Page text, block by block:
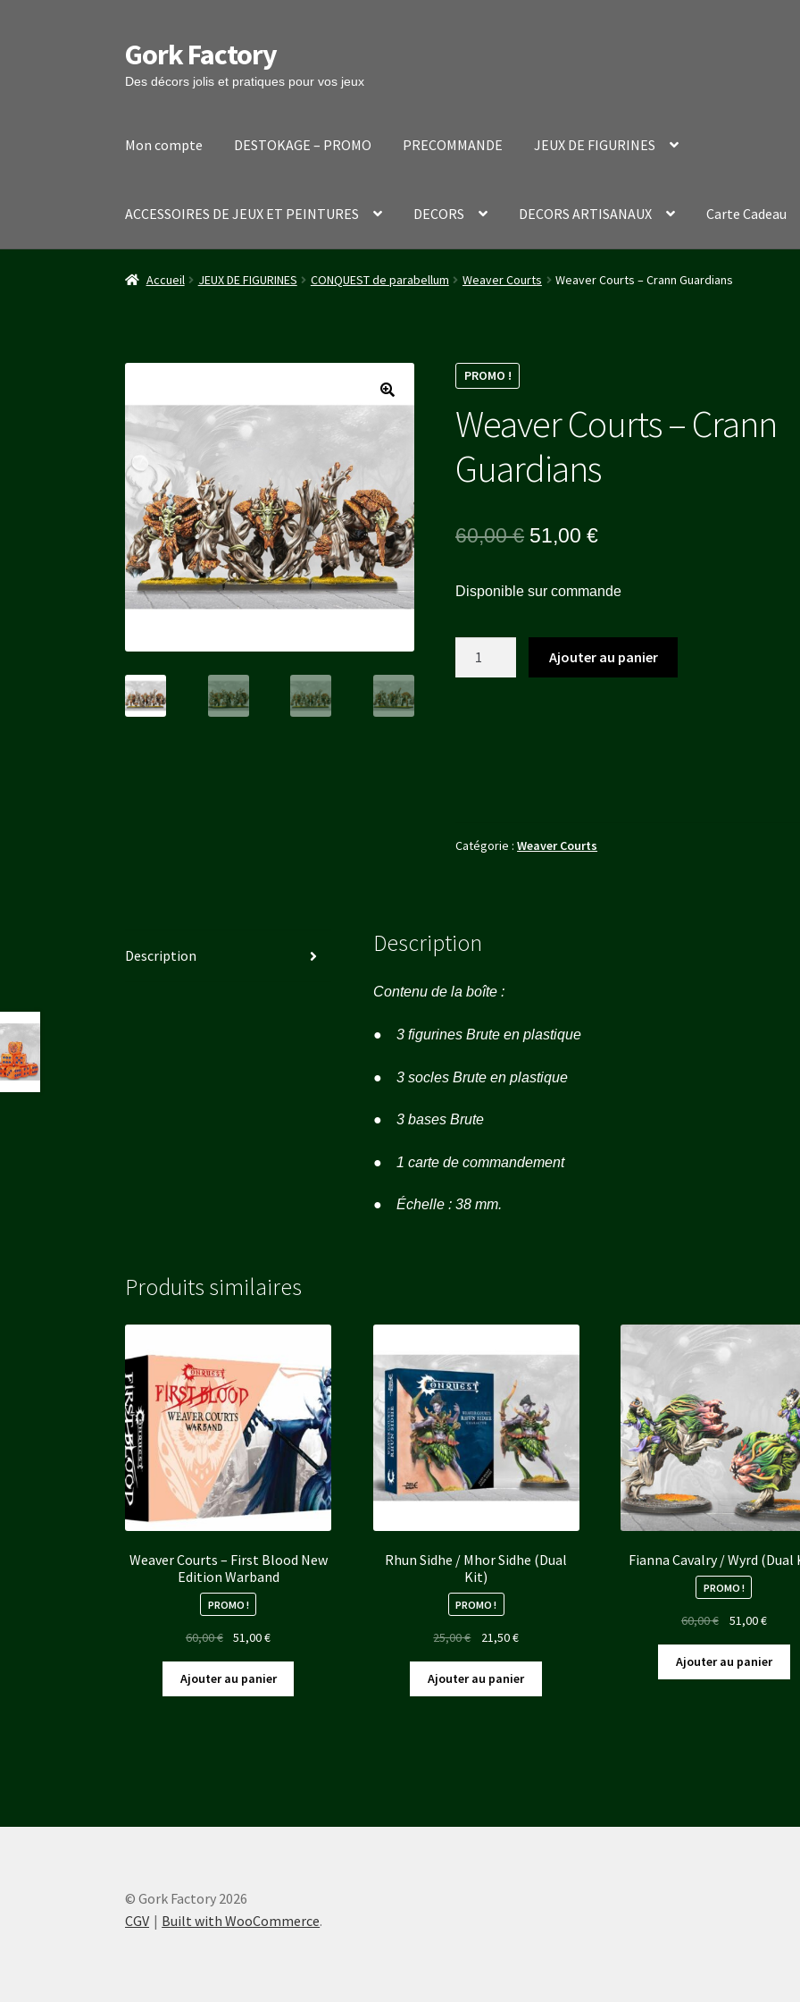
Aller
à
la
Aller
au
contenu
Gork Factory
Des décors jolis et pratiques pour vos jeux
Mon compte DESTOKAGE – PROMO PRECOMMANDE JEUX DE FIGURINES
ACCESSOIRES DE JEUX ET PEINTURES DECORS DECORS ARTISANAUX Carte Cadeau
Accueil CGV Mon comptePanier Stripe Payment Success Page Validation de la commande
Accueil JEUX DE FIGURINES CONQUEST de parabellum Weaver Courts Weaver Courts – Crann Guardians
PROMO !
Weaver Courts – Crann
Guardians
60,00€ Le
initial
était :
60,00 €.
51,00€Le
actuel
est :
51,00 €.
Disponible sur commande
Ajouter au panier
Catégorie :Weaver Courts
Description Description
Contenu de la boîte :
● 3 figurines Brute en plastique
● 3 socles Brute en plastique
● 3 bases Brute
● 1 carte de commandement
● Échelle : 38 mm.
Produits similaires
Weaver Courts – First Blood New
Edition Warband
PROMO !
60,00€
Le
initial
était :
51,00€Le
actuel
est :
Ajouter au panier
Rhun Sidhe / Mhor Sidhe (Dual
Kit)
PROMO !
25,00€
Le
initial
était :
21,50€Le
actuel
est :
Ajouter au panier
Fianna Cavalry / Wyrd (Dual
PROMO !
60,00€
Le
initial
était :
51,00€Le
actuel
est :
Ajouter au panier
© Gork Factory 2026
CGV
Built with WooCommerce.